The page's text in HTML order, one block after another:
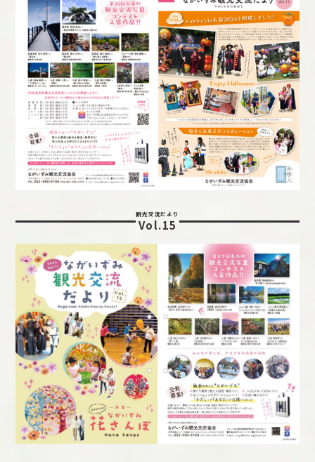
観光交流だより
Vol.15